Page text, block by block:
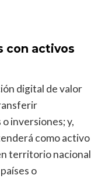
con activos
digital de valor
inversiones; y,
como activo
territorio nacional
o